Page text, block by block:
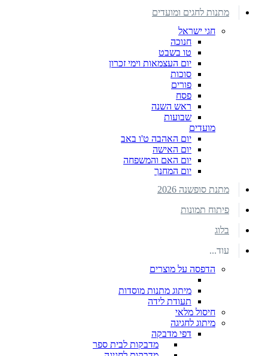
מתנות לחגים ומועדים
חגי ישראל
חנוכה
טו בשבט
יום העצמאות וימי זכרון
סוכות
פורים
פסח
ראש השנה
שבועות
מועדים
יום האהבה ט'ו באב
יום האישה
יום האם והמשפחה
יום המחנך
מתנת סופשנה 2026
פיתוח תמונות
בלוג
עוד...
הדפסה על מוצרים
מיתוג מתנות מוסדות
תעודת לידה
חיסול מלאי
מיתוג לחגיגה
דפי מדבקה
מדבקות לבית ספר